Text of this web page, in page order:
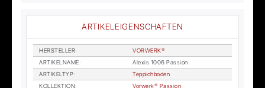
ARTIKELEIGENSCHAFTEN
HER­STEL­LER:
VOR­WER­K®
AR­TI­KEL­NA­ME:
Alexis 1006 Pas­si­on
AR­TI­KEL­TYP:
Tep­pich­bo­den
KOL­LEK­TI­ON:
Vor­wer­k® Pas­si­on